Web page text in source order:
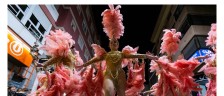
Entrevistas
Reportajes
Empresas
Mapa de Mazarrón